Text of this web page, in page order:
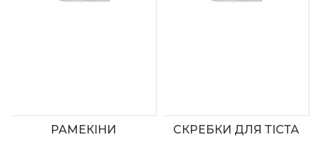
РАМЕКІНИ СКРЕБКИ ДЛЯ ТІСТА